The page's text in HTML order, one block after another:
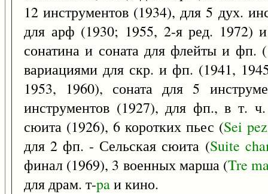
12 инструментов (1934), для 5 дух.
для арф (1930; 1955, 2-я ред. 1972)
сонатина и соната для флейты и фп.
вариациями для скр. и фп. (1941,
1953, 1960), соната для 5
инструментов (1927), для фп., в т.
сюита (1926), 6 коротких пьес (Sei
для 2 фп. - Сельская сюита (Suite
финал (1969), 3 военных марша (Tre
для драм. т-paи кино.